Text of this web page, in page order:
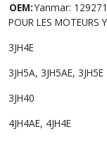
OEM:Yanmar:
POUR LES MOTEURS
3JH4E
3JH5A, 3JH5AE, 3JH5E
3JH40
4JH4AE, 4JH4E